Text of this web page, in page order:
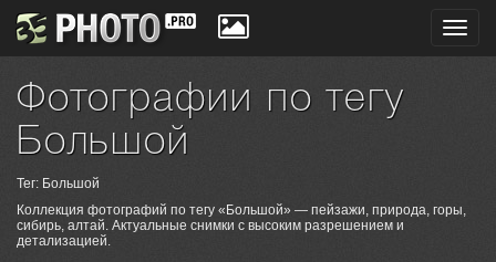
Фотографии по тегу
Большой
Тег: Большой
Коллекция фотографий по тегу «Большой» — пейзажи, природа, горы,
сибирь, алтай. Актуальные снимки с высоким разрешением и
детализацией.